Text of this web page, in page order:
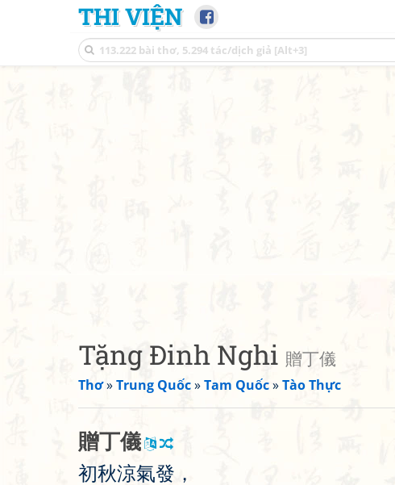
THI VIỆN
Tặng Đinh Nghi 贈丁儀
Thơ»Trung Quốc»Tam Quốc»Tào Thực
贈丁儀
初秋涼氣發 ，